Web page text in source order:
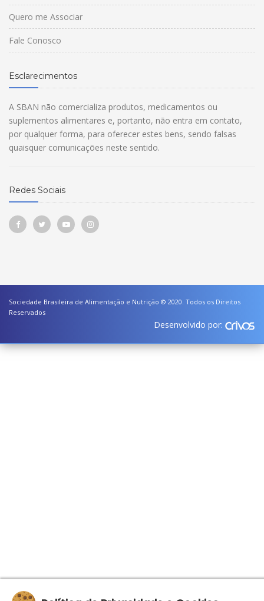
Quero me Associar
Fale Conosco
Esclarecimentos
A SBAN não comercializa produtos, medicamentos ou
suplementos alimentares e, portanto, não entra em contato,
por qualquer forma, para oferecer estes bens, sendo falsas
quaisquer comunicações neste sentido.
Redes Sociais
Sociedade Brasileira de Alimentação e Nutrição © 2020. Todos os Direitos
Reservados
Desenvolvido por: